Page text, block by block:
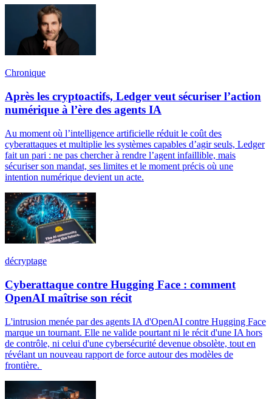
Chronique
Après les cryptoactifs, Ledger veut sécuriser l’action
numérique à l’ère des agents IA
Au moment où l’intelligence artificielle réduit le coût des
cyberattaques et multiplie les systèmes capables d’agir seuls, Ledger
fait un pari : ne pas chercher à rendre l’agent infaillible, mais
sécuriser son mandat, ses limites et le moment précis où une
intention numérique devient un acte.
décryptage
Cyberattaque contre Hugging Face : comment
OpenAI maîtrise son récit
L'intrusion menée par des agents IA d'OpenAI contre Hugging Face
marque un tournant. Elle ne valide pourtant ni le récit d'une IA hors
de contrôle, ni celui d'une cybersécurité devenue obsolète, tout en
révélant un nouveau rapport de force autour des modèles de
frontière.